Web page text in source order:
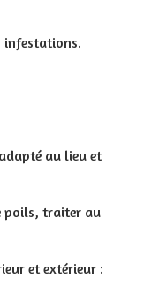
infestations.
au lieu et
poils, traiter au
et extérieur :